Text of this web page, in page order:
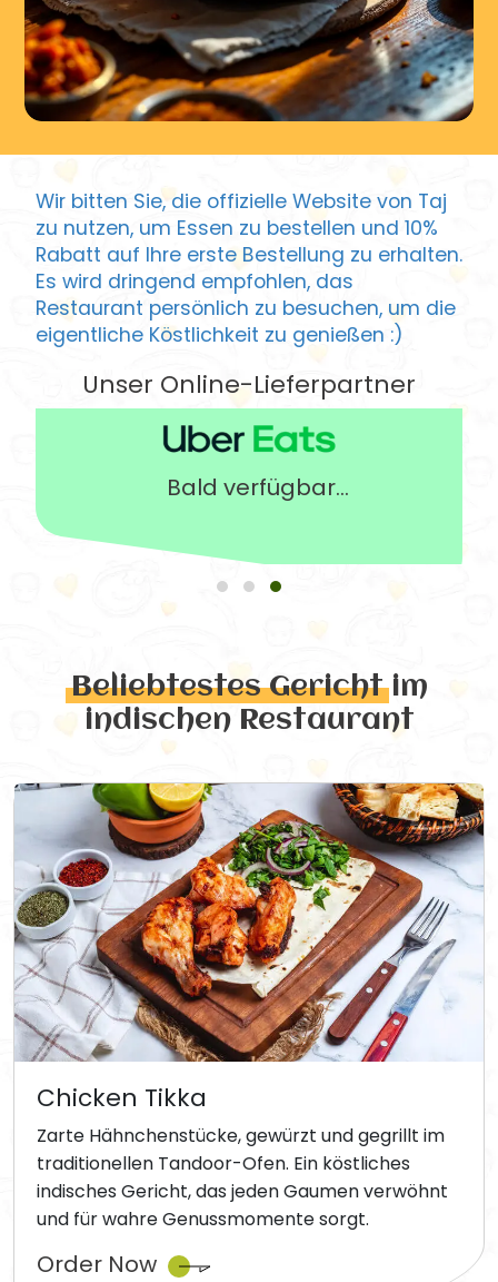
Wir bitten Sie, die offizielle Website von Taj
zu nutzen, um Essen zu bestellen und 10%
Rabatt auf Ihre erste Bestellung zu erhalten.
Es wird dringend empfohlen, das
Restaurant persönlich zu besuchen, um die
eigentliche Köstlichkeit zu genießen :)
Unser Online-Lieferpartner
Bald verfügbar...
Beliebtestes Gerichtim
indischen Restaurant
Chicken Tikka
Zarte Hähnchenstücke, gewürzt und gegrillt im
traditionellen Tandoor-Ofen. Ein köstliches
indisches Gericht, das jeden Gaumen verwöhnt
und für wahre Genussmomente sorgt.
Order Now